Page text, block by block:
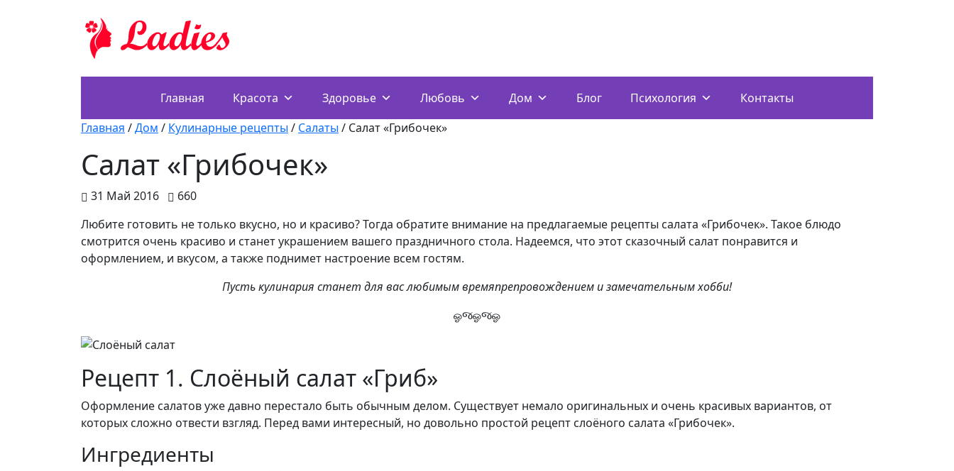
Главная Красота Здоровье Любовь Дом Блог Психология
Контакты
Главная /Дом / Кулинарные рецепты / Салаты / Салат «Грибочек»
Салат «Грибочек»
31 Май 2016
660
Любите готовить не только вкусно, но и красиво? Тогда обратите внимание на предлагаемые рецепты салата «Грибочек». Такое блюдо
смотрится очень красиво и станет украшением вашего праздничного стола. Надеемся, что этот сказочный салат понравится и
оформлением, и вкусом, а также поднимет настроение всем гостям.
Пусть кулинария станет для вас любимым времяпрепровождением и замечательным хобби!
ஓજஓજஓ
Рецепт 1. Слоёный салат «Гриб»
Оформление салатов уже давно перестало быть обычным делом. Существует немало оригинальных и очень красивых вариантов, от
которых сложно отвести взгляд. Перед вами интересный, но довольно простой рецепт слоёного салата «Грибочек».
Ингредиенты